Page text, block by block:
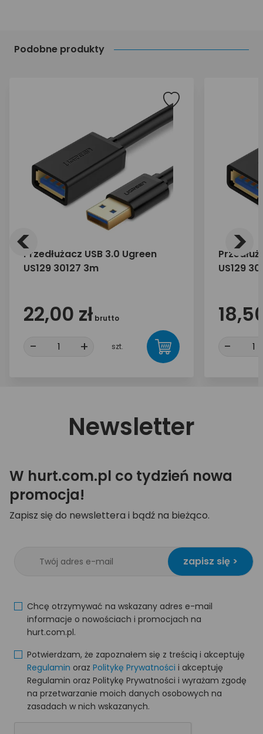
Podobne produkty
Przedłużacz USB 3.0 Ugreen
US129 30127 3m
22,00 zł brutto
- + szt.
US129
-
< >
Newsletter
W hurt.com.pl co tydzień nowa
promocja!
Zapisz się do newslettera i bądź na bieżąco.
zapisz się >
Chcę otrzymywać na wskazany adres e-mail
informacje o nowościach i promocjach na
hurt.com.pl.
Potwierdzam, że zapoznałem się z treścią i akceptuję
Regulamin oraz Politykę Prywatności i akceptuję
Regulamin oraz Politykę Prywatności i wyrażam zgodę
na przetwarzanie moich danych osobowych na
zasadach w nich wskazanych.